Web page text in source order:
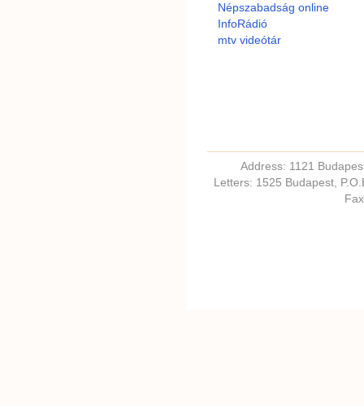
Népszabadság online
InfoRádió
mtv videótár
Address: 1121
Letters: 1525 Budapest,